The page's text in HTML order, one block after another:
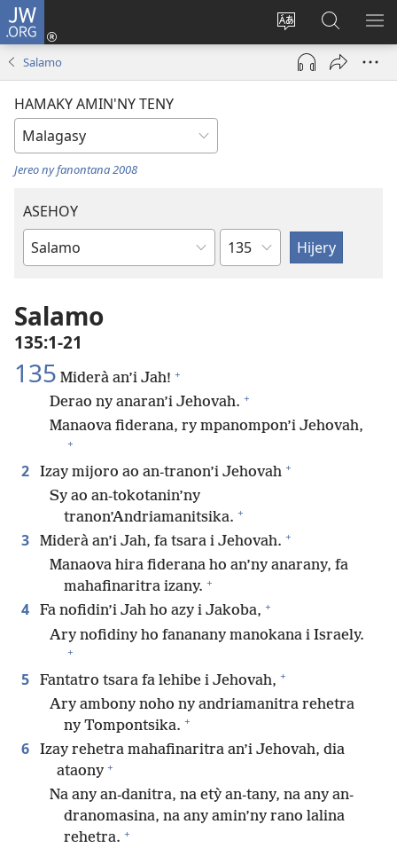
JW.ORG
Hiova
fiteny
Hiditra
(manokatra
rohy)
ato
Amin’ny
Salamo
HAMAKY AMIN'NY TENY
Jereo ny fanontana 2008
ASEHOY
Boky
Amin’ny
Baiboly
Toko
Salamo
135:1-21
135 Miderà an’i Jah! +
Derao ny anaran’i Jehovah. +
Manaova fiderana, ry mpanompon’i Jehovah,
+
2 Izay mijoro ao an-tranon’i Jehovah +
Sy ao an-tokotanin’ny
tranon’Andriamanitsika. +
3 Miderà an’i Jah, fa tsara i Jehovah. +
Manaova hira fiderana ho an’ny anarany, fa
mahafinaritra izany. +
4 Fa nofidin’i Jah ho azy i Jakoba, +
Ary nofidiny ho fananany manokana i Israely.
+
5 Fantatro tsara fa lehibe i Jehovah, +
Ary ambony noho ny andriamanitra rehetra
ny Tompontsika. +
6
Izay rehetra mahafinaritra an’i Jehovah, dia
ataony +
Na any an-danitra, na etỳ an-tany, na any an-
dranomasina, na any amin’ny rano lalina
rehetra. +